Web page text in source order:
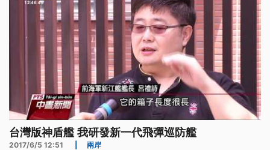
台灣版神盾艦 我研發新一代飛彈巡防艦
2017/6/5 12:51 兩岸